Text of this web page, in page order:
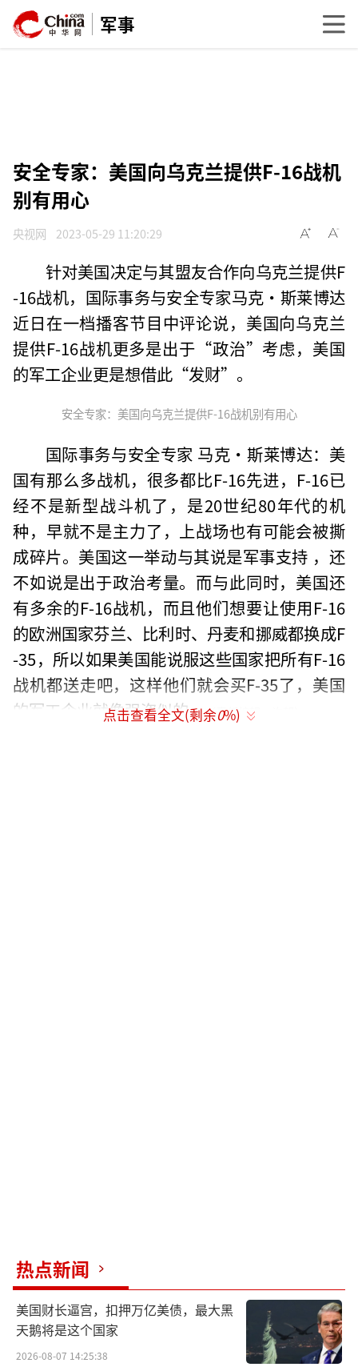
军事
安全专家：美国向乌克兰提供F-16战机
别有用心
央视网 2023-05-29 11:20:29
针对美国决定与其盟友合作向乌克兰提供F
-16战机，国际事务与安全专家马克·斯莱博达
近日在一档播客节目中评论说，美国向乌克兰
提供F-16战机更多是出于“政治”考虑，美国
的军工企业更是想借此“发财”。
安全专家：美国向乌克兰提供F-16战机别有用心
国际事务与安全专家 马克·斯莱博达：美
国有那么多战机，很多都比F-16先进，F-16已
经不是新型战斗机了，是20世纪80年代的机
种，早就不是主力了，上战场也有可能会被撕
成碎片。美国这一举动与其说是军事支持 ，还
不如说是出于政治考量。而与此同时，美国还
有多余的F-16战机，而且他们想要让使用F-16
的欧洲国家芬兰、比利时、丹麦和挪威都换成F
-35，所以如果美国能说服这些国家把所有F-16
战机都送走吧，这样他们就会买F-35了，美国
的军工企业就像强盗似的。（责任编辑：许朝）
点击查看全文(剩余0%)
热点新闻
美国财长逼宫，扣押万亿美债，最大黑
天鹅将是这个国家
2026-08-07 14:25:38